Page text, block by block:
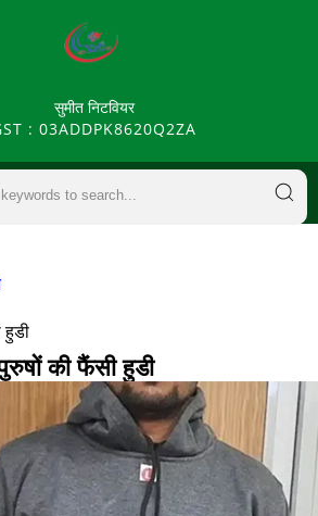
सुमीत निटवियर
: 03ADDPK8620Q2ZA
की फैंसी हुडी